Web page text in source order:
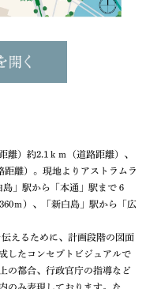
）約2.1ｋｍ（道路距離）、
距離）。現地よりアストラムラ
」駅から「本通」駅まで６
ｍ）、「新白島」駅から「広
えるために、計画段階の図面
したコンセプトビジュアルで
の都合、行政官庁の指導など
のみ表現しております。な